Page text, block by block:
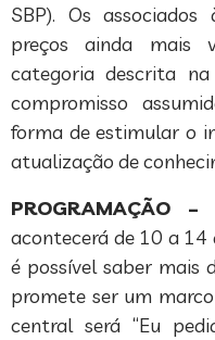
SBP). Os
preços ainda mais
categoria descrita
compromisso
forma de estimular o
atualização de
PROGRAMAÇÃO –
acontecerá de 10 a 14
é possível saber mais
promete ser um
central será “Eu